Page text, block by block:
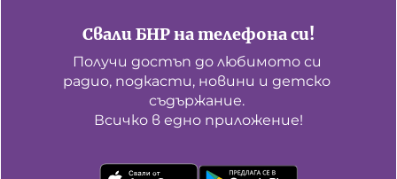
Свали БНР на телефона си!
Получи достъп до любимото си
радио, подкасти, новини и детско
съдържание.
Всичко в едно приложение!